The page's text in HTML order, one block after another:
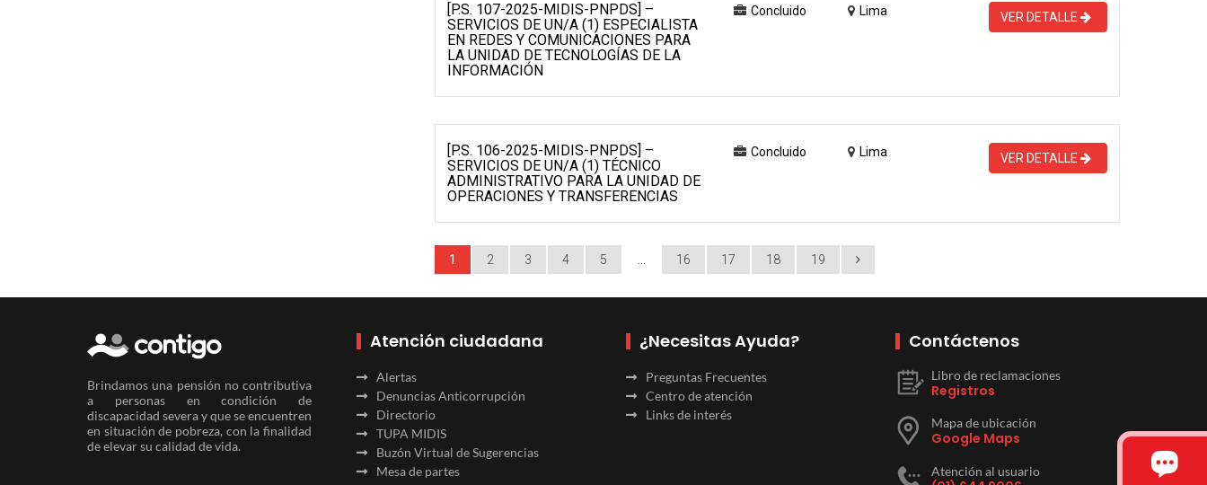
[P.S. 107-2025-MIDIS-PNPDS] –
SERVICIOS DE UN/A (1) ESPECIALISTA
EN REDES Y COMUNICACIONES PARA
LA UNIDAD DE TECNOLOGÍAS DE LA
INFORMACIÓN
Concluido Lima VER DETALLE
[P.S. 106-2025-MIDIS-PNPDS] –
SERVICIOS DE UN/A (1) TÉCNICO
ADMINISTRATIVO PARA LA UNIDAD DE
OPERACIONES Y TRANSFERENCIAS
Concluido Lima VER DETALLE
1 2 3 4 5 16 17 18 19
Brindamos una pensión no contributiva
a personas en condición de
discapacidad severa y que se encuentren
en situación de pobreza, con la finalidad
de elevar su calidad de vida.
Atención ciudadana
Alertas
Denuncias Anticorrupción
Directorio
TUPA MIDIS
Buzón Virtual de Sugerencias
Mesa de partes
¿Necesitas Ayuda?
Preguntas Frecuentes
Centro de atención
Links de interés
Contáctenos
Libro de reclamaciones
Registros
Mapa de ubicación
Google Maps
Atención al usuario